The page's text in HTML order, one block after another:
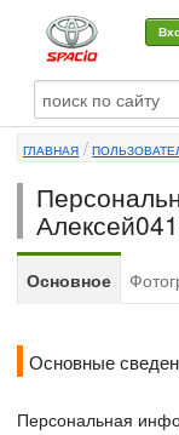
О машине
Автоклуб
Форумы
Сервисы и услуги
ГЛАВНАЯ
Основное
Основные
Персональная